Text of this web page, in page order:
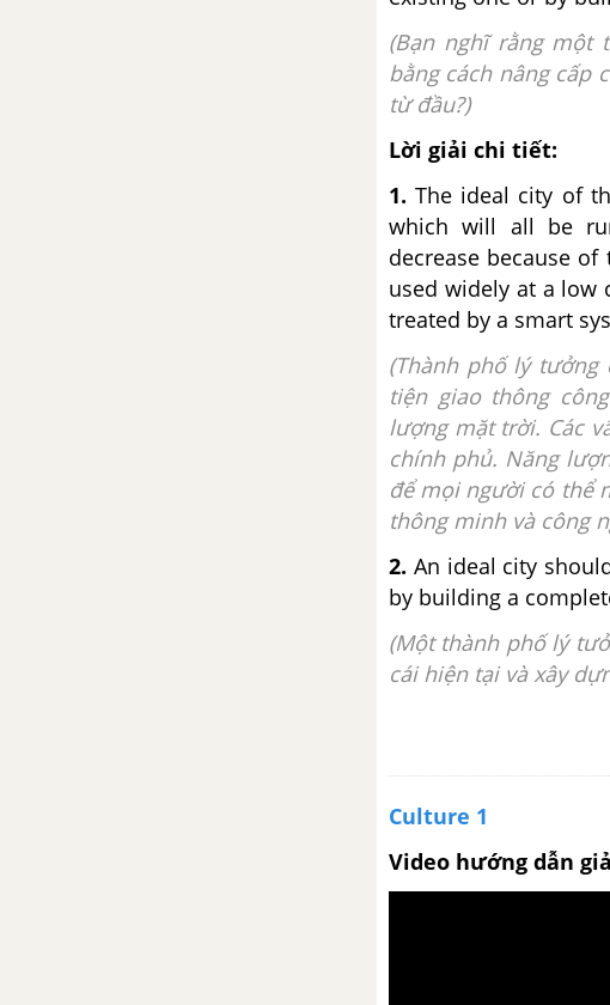
(Bạn nghĩ rằng một
bằng cách nâng cấp
từ đầu?)
Lời giải chi tiết:
1.The ideal city of
which will all be
decrease because
used widely at a low
treated by a smart
(Thành phố lý
tiện giao thông
lượng mặt trời. Các
chính phủ. Năng
để mọi người có thể
thông minh và công
2. An ideal city
by building a
(Một thành phố lý
cái hiện tại và xây
Culture 1
Video hướng dẫn